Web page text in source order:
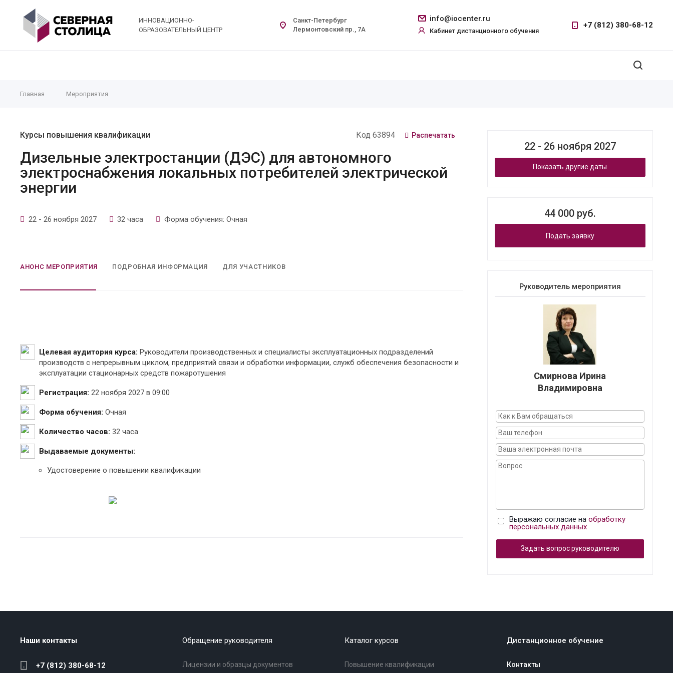
ИННОВАЦИОННО-
ОБРАЗОВАТЕЛЬНЫЙ ЦЕНТР
info@iocenter.ru
Кабинет дистанционного обучения
+7 (812) 380-68-12
Санкт-Петербург
Лермонтовский пр., 7А
Главная Мероприятия
Курсы повышения квалификации Код 63894 Распечатать
Дизельные электростанции (ДЭС) для автономного
электроснабжения локальных потребителей электрической
энергии
22 - 26 ноября 2027 32 часа Форма обучения: Очная
АНОНС МЕРОПРИЯТИЯ ПОДРОБНАЯ ИНФОРМАЦИЯ ДЛЯ УЧАСТНИКОВ
Целевая аудитория курса: Руководители производственных и специалисты эксплуатационных подразделений
производств с непрерывным циклом, предприятий связи и обработки информации, служб обеспечения безопасности и
эксплуатации стационарных средств пожаротушения
Регистрация: 22 ноября 2027 в 09:00
Форма обучения: Очная
Количество часов: 32 часа
Выдаваемые документы:
Удостоверение о повышении квалификации
22 - 26 ноября 2027
Показать другие даты
44 000 руб.
Подать заявку
Руководитель мероприятия
Смирнова Ирина
Владимировна
Выражаю согласие на обработку
персональных данных
Задать вопрос руководителю
Наши контакты
+7 (812) 380-68-12
Обращение руководителя
Лицензии и образцы документов
Каталог курсов
Повышение квалификации
Дистанционное обучение
Контакты